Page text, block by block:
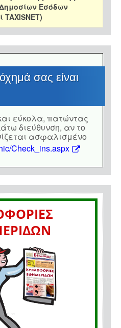
Εσόδων
TAXISNET)
σας είναι
εύκολα, πατώντας
διεύθυνση, αν το
ασφαλισμένο
Check_ins.aspx